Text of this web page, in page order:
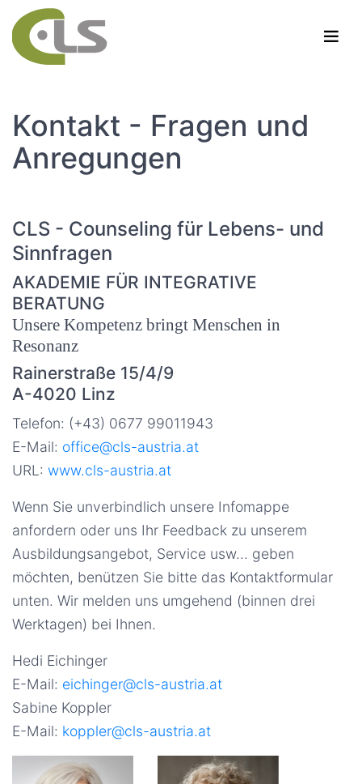
Kontakt - Fragen und
Anregungen
CLS - Counseling für Lebens- und
Sinnfragen
AKADEMIE FÜR INTEGRATIVE
BERATUNG
Unsere Kompetenz bringt Menschen in
Resonanz
Rainerstraße 15/4/9
A-4020 Linz
Telefon: (+43) 0677 99011943
E-Mail: office@cls-austria.at
URL: www.cls-austria.at
Wenn Sie unverbindlich unsere Infomappe
anfordern oder uns Ihr Feedback zu unserem
Ausbildungsangebot, Service usw... geben
möchten, benützen Sie bitte das Kontaktformular
unten. Wir melden uns umgehend (binnen drei
Werktagen) bei Ihnen.
Hedi Eichinger
E-Mail: eichinger@cls-austria.at
Sabine Koppler
E-Mail: koppler@cls-austria.at